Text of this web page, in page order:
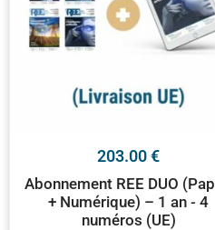
203.00€
Abonnement REE DUO
+ Numérique) – 1 an - 4
numéros (UE)